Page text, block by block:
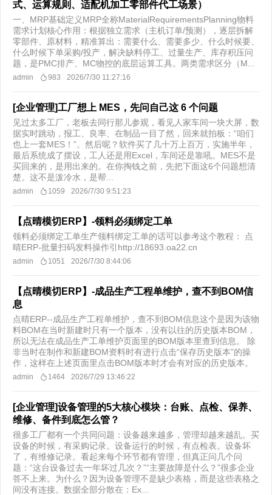
式、运算规则、适配机加工零部件代工场景）
一、MRP基础定义MRP全称MaterialRequirementsPlanning物料
需求计划核心作用：根据独立需求（主机订单/预测），逐层拆解
零部件、原材料，精准算出：需要什么、需要多少、什么时候要、
什么时候下单采购/投产，解决缺料停工、过量生产、库存积压问
题，是PMC排产、MC物控的底层运算工具。两类需求区分（M...
admin 983 2026/7/30 11:27:16
[企业管理]工厂想上 MES，先问自己这 6 个问题
见过太多工厂，老板去同行那儿参观，看见人家车间一块大屏，数
据实时跳动，报工、良率、在制品一目了然，回来就拍板：“咱们
也上一套MES！”。然后呢？软件买了几十万上百万，实施半年，
最后系统成了摆设，工人还是用Excel，车间还是靠吼。MES不是
买回来的，是用出来的。在你掏钱之前，先把下面这6个问题想清
楚。这不是泼冷水，是帮...
admin 1059 2026/7/30 9:51:23
【点晴模切ERP】-领料必须绑定工单
领料必须绑定工单生产领料绑定工单的话可以参考这个教程： 点
晴ERP-批量扫码发料操作引http://18693.oa22.cn
admin 1051 2026/7/30 8:44:06
【点晴模切ERP】-成品生产工程单维护，查不到BOM信
息
点晴ERP--成品生产工程单维护，查不到BOM信息这个是因为该物
料BOM在当时新建时只有一个版本，没有以往的历史版本BOM，
所以无法在成品生产工单维护页面里的BOM版本里查到信息。 除
非当时在制作和新建BOM资料时有进行点击“保存历史版本”的操
作，这样在上述页面里点击BOM版本时才会有对应的历史版本。
admin 1464 2026/7/29 13:46:22
[企业管理]设备管理的5大核心模块：台账、点检、保养、
维修、备件到底怎么管？
很多工厂都有一个共同问题：设备越来越多，管理却越来越乱。买
设备的时候，有采购记录。设备运行的时候，有点检表。设备坏
了，有维修记录。看起来每个环节都有管理，但真正问几个问
题：“这台设备过去一年坏过几次？”“主要故障是什么？”很多企业
答不上来。为什么？因为设备管理不是缺少表格，而是这些表格之
间没有连接。数据全部分散在：Ex...